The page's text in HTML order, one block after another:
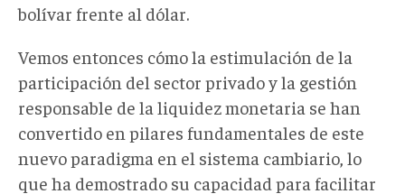
bolívar frente al dólar.
Vemos entonces cómo la estimulación de la
participación del sector privado y la gestión
responsable de la liquidez monetaria se han
convertido en pilares fundamentales de este
nuevo paradigma en el sistema cambiario, lo
que ha demostrado su capacidad para facilitar